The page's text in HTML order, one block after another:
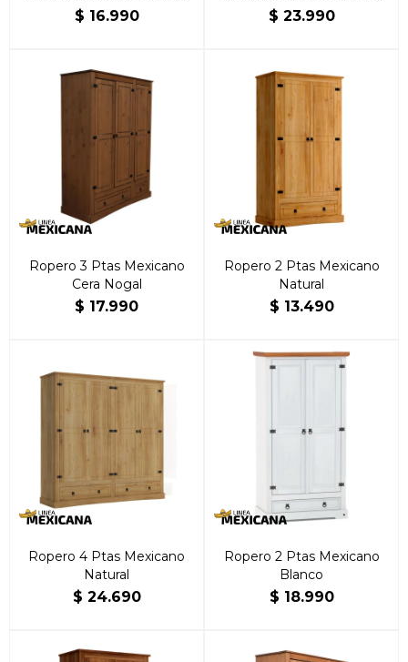
$ 16.990
Nogal
$ 23.990
Ropero 3 Ptas Mexicano
Cera Nogal
$ 17.990
Ropero 2 Ptas Mexicano
Natural
$ 13.490
Ropero 4 Ptas Mexicano
Natural
$ 24.690
Ropero 2 Ptas Mexicano
Blanco
$ 18.990